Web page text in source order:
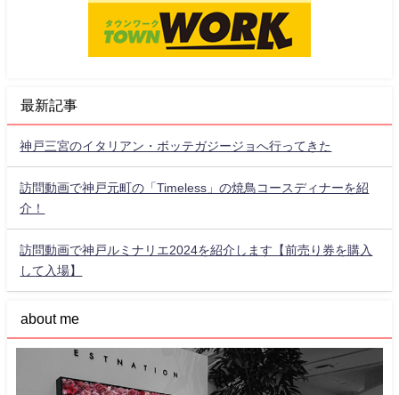
最新記事
神戸三宮のイタリアン・ボッテガジージョへ行ってきた
訪問動画で神戸元町の「Timeless」の焼鳥コースディナーを紹
介！
訪問動画で神戸ルミナリエ2024を紹介します【前売り券を購入
して入場】
about me